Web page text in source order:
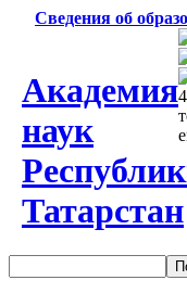
Сведения об
Академия
наук
Татарстан